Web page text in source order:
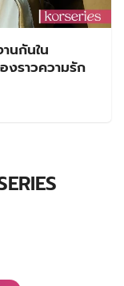
นกันใน
งราวความรัก